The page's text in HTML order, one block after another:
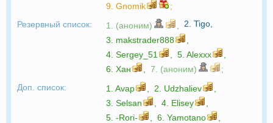
9. Gnomik
;
Резервный список:
1. (аноним) 2. Tigo
3. makstrader888
4. Sergey_51 5. Alexxx
6. Хан 7. (аноним)
;
Доп. список:
1. Avap 2. Udzhaliev
3. Selsan 4. Elisey
5. -Rori- 6. Yamotano